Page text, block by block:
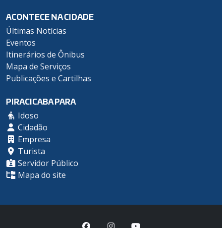
ACONTECE NA CIDADE
Últimas Notícias
Eventos
Itinerários de Ônibus
Mapa de Serviços
Publicações e Cartilhas
PIRACICABA PARA
Idoso
Cidadão
Empresa
Turista
Servidor Público
Mapa do site